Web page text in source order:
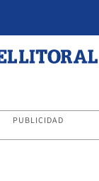
PUBLICIDAD